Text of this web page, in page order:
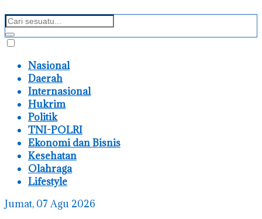
Nasional
Daerah
Internasional
Hukrim
Politik
TNI-POLRI
Ekonomi dan Bisnis
Kesehatan
Olahraga
Lifestyle
Jumat, 07 Agu 2026